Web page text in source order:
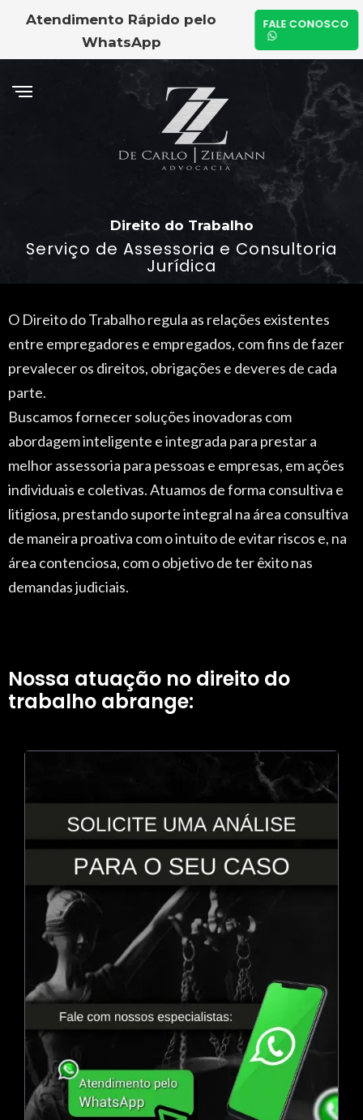
Atendimento Rápido pelo
WhatsApp
FALE CONOSCO
Direito do Trabalho
Serviço de Assessoria e Consultoria
Jurídica
O Direito do Trabalho regula as relações existentes
entre empregadores e empregados, com fins de fazer
prevalecer os direitos, obrigações e deveres de cada
parte.
Buscamos fornecer soluções inovadoras com
abordagem inteligente e integrada para prestar a
melhor assessoria para pessoas e empresas, em ações
individuais e coletivas. Atuamos de forma consultiva e
litigiosa, prestando suporte integral na área consultiva
de maneira proativa com o intuito de evitar riscos e, na
área contenciosa, com o objetivo de ter êxito nas
demandas judiciais.
Nossa atuação no direito do
trabalho abrange: